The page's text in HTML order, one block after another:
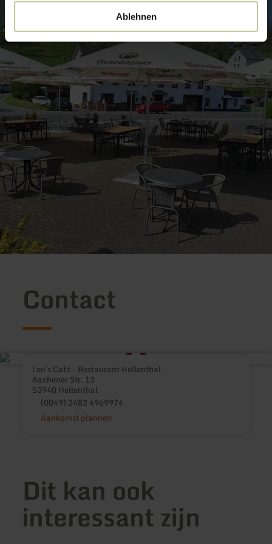
Ablehnen
Contact
Leo´s Café - Restaurant Hellenthal
Aachener Str. 13
53940 Hellenthal
(0049) 2482 4969974
Aankomst plannen
Dit kan ook
interessant zijn